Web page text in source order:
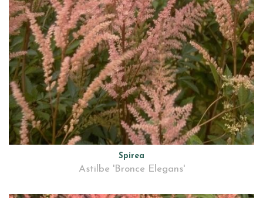
Spirea
Astilbe 'Bronce Elegans'